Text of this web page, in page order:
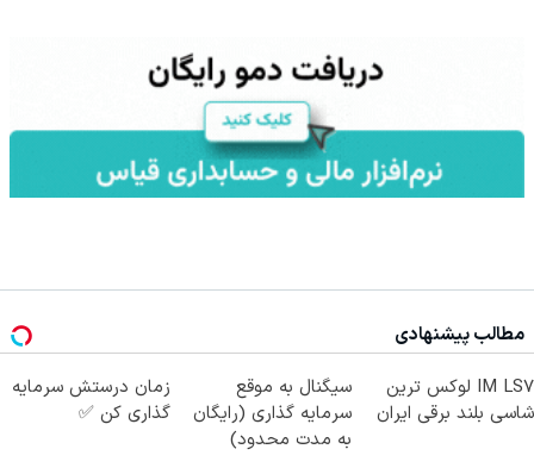
مطالب پیشنهادی
IM LS7 لوکس ترین
شاسی بلند برقی ایران
سیگنال به موقع
سرمایه گذاری (رایگان
به مدت محدود)
زمان درستش سرمایه
گذاری کن ✅